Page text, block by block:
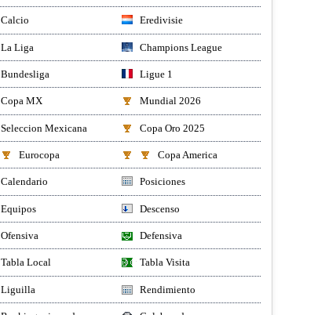
Calcio Eredivisie
La Liga Champions League
Bundesliga Ligue 1
Copa MX Mundial 2026
Seleccion Mexicana Copa Oro 2025
Eurocopa Copa America
Calendario Posiciones
Equipos Descenso
Ofensiva Defensiva
Tabla Local Tabla Visita
Liguilla Rendimiento